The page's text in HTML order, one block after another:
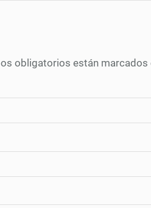
obligatorios están marcados